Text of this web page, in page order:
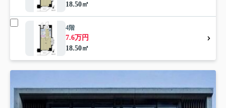
18.50㎡
4階
7.6万円
18.50㎡